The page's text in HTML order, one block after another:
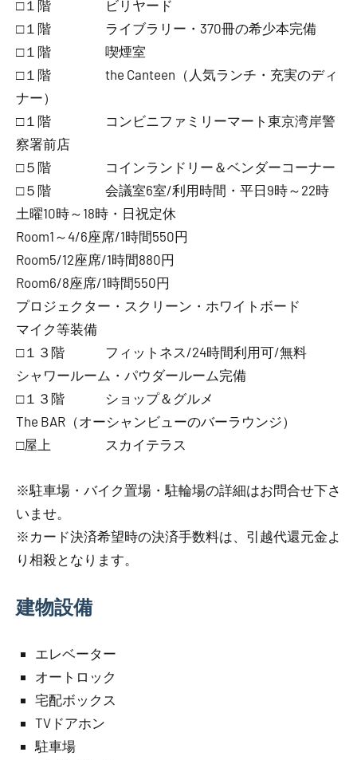
□１階 ビリヤード
□１階 ライブラリー・370冊の希少本完備
□１階 喫煙室
□１階 the Canteen（人気ランチ・充実のディ
ナー）
□１階 コンビニファミリーマート東京湾岸警
察署前店
□５階 コインランドリー＆ベンダーコーナー
□５階 会議室6室/利用時間・平日9時～22時
土曜10時～18時・日祝定休
Room1～4/6座席/1時間550円
Room5/12座席/1時間880円
Room6/8座席/1時間550円
プロジェクター・スクリーン・ホワイトボード
マイク等装備
□１３階 フィットネス/24時間利用可/無料
シャワールーム・パウダールーム完備
□１３階 ショップ＆グルメ
The BAR（オーシャンビューのバーラウンジ）
□屋上 スカイテラス
※駐車場・バイク置場・駐輪場の詳細はお問合せ下さ
いませ。
※カード決済希望時の決済手数料は、引越代還元金よ
り相殺となります。
建物設備
エレベーター
オートロック
宅配ボックス
TVドアホン
駐車場